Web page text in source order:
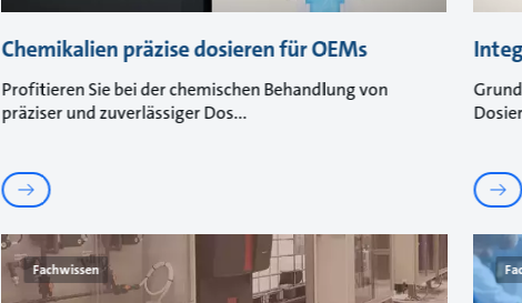
Chemikalien präzise dosieren für OEMs
Profitieren Sie bei der chemischen Behandlung von
präziser und zuverlässiger Dos
Fachwissen